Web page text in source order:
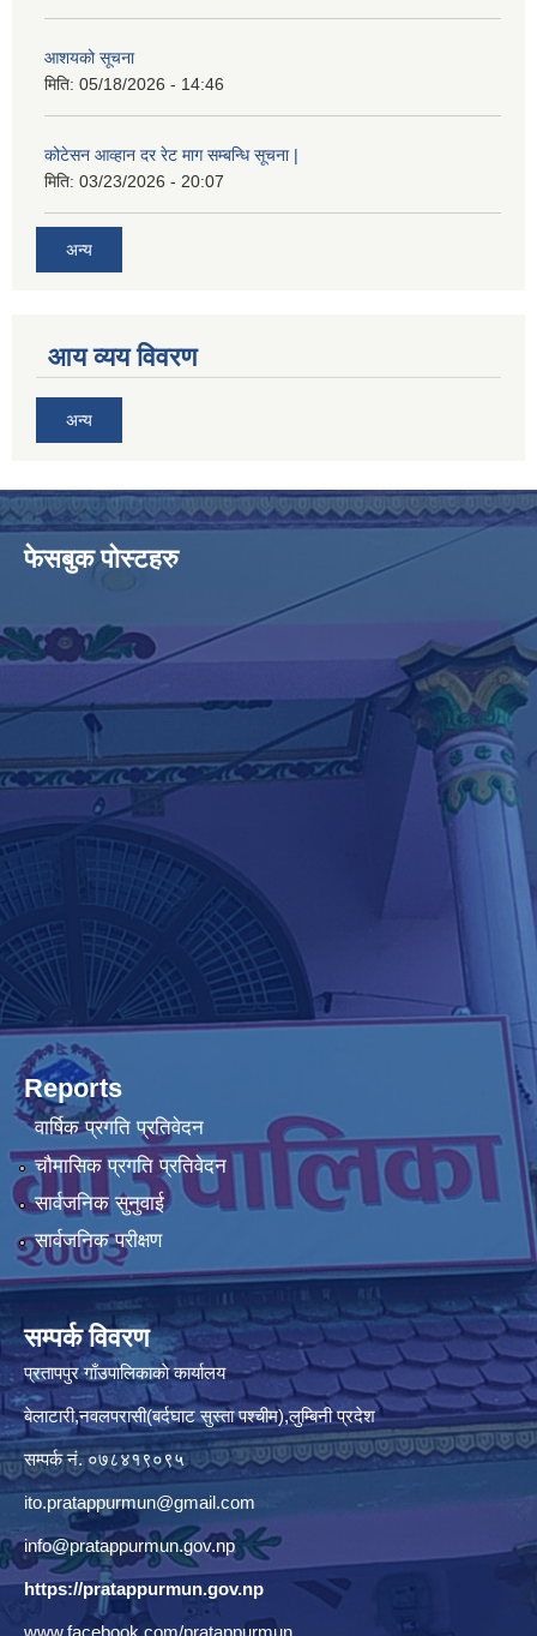
आशयको सूचना
मिति: 05/18/2026 - 14:46
कोटेसन आव्हान दर रेट माग सम्बन्धि सूचना |
मिति: 03/23/2026 - 20:07
अन्य
आय व्यय विवरण
अन्य
फेसबुक पोस्टहरु
Reports
वार्षिक प्रगति प्रतिवेदन
चौमासिक प्रगति प्रतिवेदन
सार्वजनिक सुनुवाई
सार्वजनिक परीक्षण
सम्पर्क विवरण
प्रतापपुर गाँउपालिकाकाे कार्यालय
बेलाटारी,नवलपरासी(बर्दघाट सुस्ता पश्चीम),लुम्बिनी प्रदेश
सम्पर्क नं. ०७८४१९०९५
ito.pratappurmun@gmail.com
info@pratappurmun.gov.np
https://pratappurmun.gov.np